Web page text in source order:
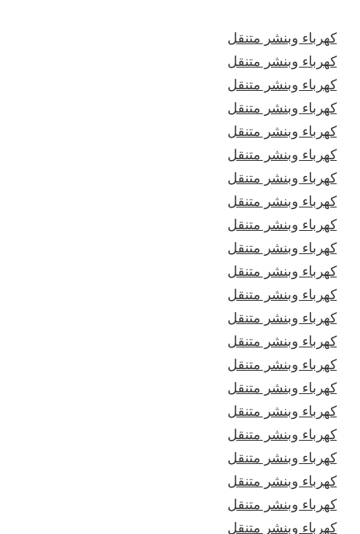
كهرباء وبنشر متنقل
كهرباء وبنشر متنقل
كهرباء وبنشر متنقل
كهرباء وبنشر متنقل
كهرباء وبنشر متنقل
كهرباء وبنشر متنقل
كهرباء وبنشر متنقل
كهرباء وبنشر متنقل
كهرباء وبنشر متنقل
كهرباء وبنشر متنقل
كهرباء وبنشر متنقل
كهرباء وبنشر متنقل
كهرباء وبنشر متنقل
كهرباء وبنشر متنقل
كهرباء وبنشر متنقل
كهرباء وبنشر متنقل
كهرباء وبنشر متنقل
كهرباء وبنشر متنقل
كهرباء وبنشر متنقل
كهرباء وبنشر متنقل
كهرباء وبنشر متنقل
كهرباء وبنشر متنقل